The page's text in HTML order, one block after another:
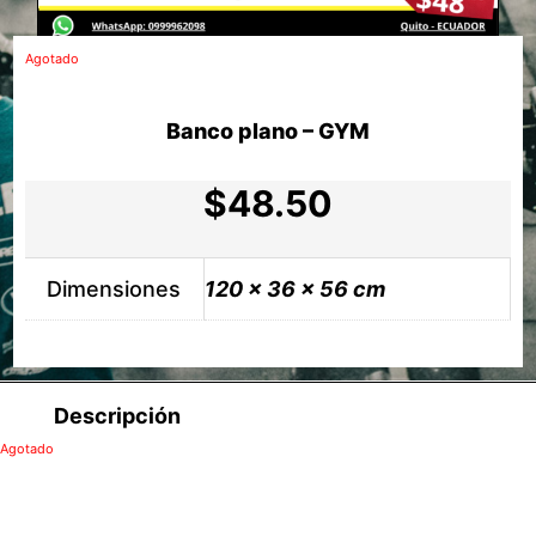
Agotado
Banco plano – GYM
$48.50
Dimensiones 120 × 36 × 56 cm
Descripción
Agotado